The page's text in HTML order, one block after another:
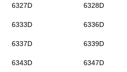
6327D 6328D
6333D 6336D
6337D 6339D
6343D 6347D